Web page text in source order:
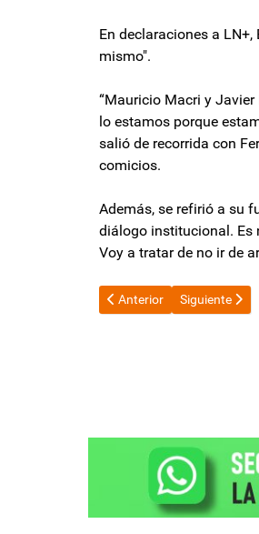
En declaraciones a
mismo".
“Mauricio Macri y
lo estamos porque
salió de recorrida con
comicios.
Además, se refirió a su
diálogo institucional. Es
Voy a tratar de no ir de
Artículo anterior: Caputo
Anterior Artículo
Siguiente